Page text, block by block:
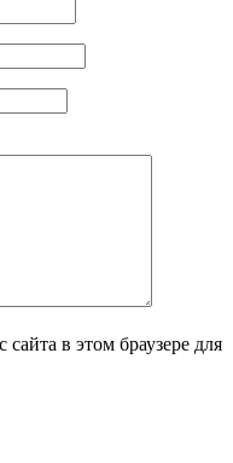
в этом браузере для